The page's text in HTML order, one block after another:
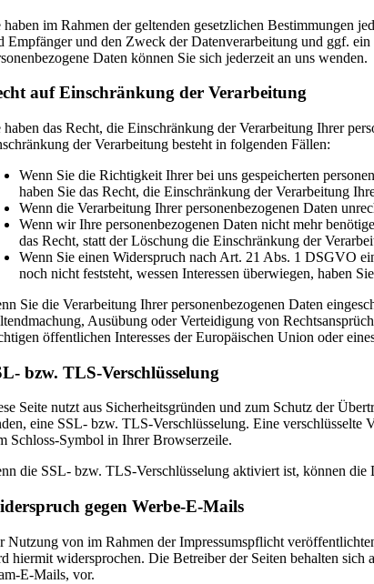
haben im Rahmen der geltenden gesetzlichen Bestimmungen
Empfänger und den Zweck der Datenverarbeitung und ggf.
Daten können Sie sich jederzeit an uns wenden.
auf Einschränkung der Verarbeitung
haben das Recht, die Einschränkung der Verarbeitung Ihrer
der Verarbeitung besteht in folgenden Fällen:
Wenn Sie die Richtigkeit Ihrer bei uns gespeicherten
haben Sie das Recht, die Einschränkung der Verarbeitung
Wenn die Verarbeitung Ihrer personenbezogenen Daten
Wenn wir Ihre personenbezogenen Daten nicht mehr
das Recht, statt der Löschung die Einschränkung der
Wenn Sie einen Widerspruch nach Art. 21 Abs. 1 DSGVO
noch nicht feststeht, wessen Interessen überwiegen, haben
Sie die Verarbeitung Ihrer personenbezogenen Daten
Ausübung oder Verteidigung von
öffentlichen Interesses der Europäischen Union oder
bzw. TLS-Verschlüsselung
Seite nutzt aus Sicherheitsgründen und zum Schutz der
eine SSL- bzw. TLS-Verschlüsselung. Eine verschlüsselte
Schloss-Symbol in Ihrer Browserzeile.
die SSL- bzw. TLS-Verschlüsselung aktiviert ist, können
gegen Werbe-E-Mails
Nutzung von im Rahmen der Impressumspflicht
hiermit widersprochen. Die Betreiber der Seiten behalten
E-Mails, vor.